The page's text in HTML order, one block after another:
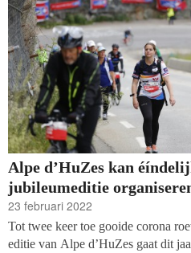
Alpe d’HuZes kan
jubileumeditie
23 februari 2022
Tot twee keer toe gooide corona
editie van Alpe d’HuZes gaat dit